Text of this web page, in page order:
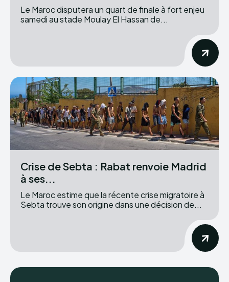
Le Maroc disputera un quart de finale à fort enjeu
samedi au stade Moulay El Hassan de...
Crise de Sebta : Rabat renvoie Madrid
à ses...
Le Maroc estime que la récente crise migratoire à
Sebta trouve son origine dans une décision de...